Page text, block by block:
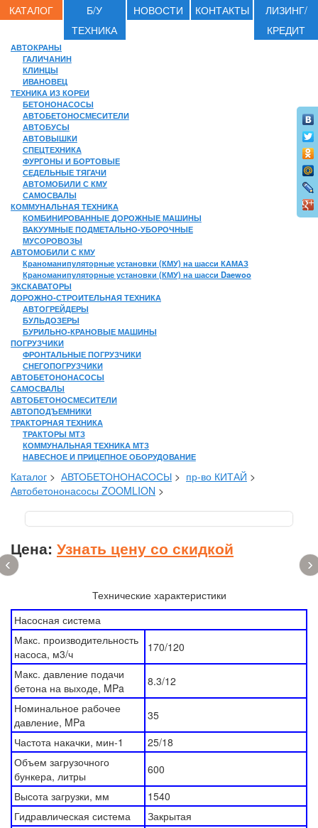
КАТАЛОГ
Б/У
ТЕХНИКА
НОВОСТИ КОНТАКТЫ
ЛИЗИНГ/
КРЕДИТ
АВТОКРАНЫ
ГАЛИЧАНИН
КЛИНЦЫ
ИВАНОВЕЦ
ТЕХНИКА ИЗ КОРЕИ
БЕТОНОНАСОСЫ
АВТОБЕТОНОСМЕСИТЕЛИ
АВТОБУСЫ
АВТОВЫШКИ
СПЕЦТЕХНИКА
ФУРГОНЫ И БОРТОВЫЕ
СЕДЕЛЬНЫЕ ТЯГАЧИ
АВТОМОБИЛИ С КМУ
САМОСВАЛЫ
КОММУНАЛЬНАЯ ТЕХНИКА
КОМБИНИРОВАННЫЕ ДОРОЖНЫЕ МАШИНЫ
ВАКУУМНЫЕ ПОДМЕТАЛЬНО-УБОРОЧНЫЕ
МУСОРОВОЗЫ
АВТОМОБИЛИ С КМУ
Краноманипуляторные установки (КМУ) на шасси КАМАЗ
Краноманипуляторные установки (КМУ) на шасси Daewoo
ЭКСКАВАТОРЫ
ДОРОЖНО-СТРОИТЕЛЬНАЯ ТЕХНИКА
АВТОГРЕЙДЕРЫ
БУЛЬДОЗЕРЫ
БУРИЛЬНО-КРАНОВЫЕ МАШИНЫ
ПОГРУЗЧИКИ
ФРОНТАЛЬНЫЕ ПОГРУЗЧИКИ
СНЕГОПОГРУЗЧИКИ
АВТОБЕТОНОНАСОСЫ
САМОСВАЛЫ
АВТОБЕТОНОСМЕСИТЕЛИ
АВТОПОДЪЕМНИКИ
ТРАКТОРНАЯ ТЕХНИКА
ТРАКТОРЫ МТЗ
КОММУНАЛЬНАЯ ТЕХНИКА МТЗ
НАВЕСНОЕ И ПРИЦЕПНОЕ ОБОРУДОВАНИЕ
Каталог > АВТОБЕТОНОНАСОСЫ > пр-во КИТАЙ >
Автобетононасосы ZOOMLION >
‹ ›
Цена: Узнать цену со скидкой
Технические характеристики
Насосная система
Макс. производительность
насоса, м3/ч
170/120
Макс. давление подачи
бетона на выходе, MPa
8.3/12
Номинальное рабочее
давление, MPa
35
Частота накачки, мин-1
25/18
Объем загрузочного
бункера, литры
600
Высота загрузки, мм
1540
Гидравлическая система
Закрытая